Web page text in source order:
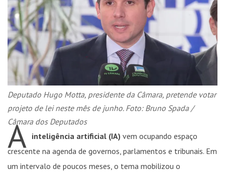
Deputado Hugo Motta, presidente da Câmara, pretende votar
projeto de lei neste mês de junho. Foto: Bruno Spada /
Câmara dos Deputados
A inteligência artificial (IA) vem ocupando espaço
crescente na agenda de governos, parlamentos e tribunais. Em
um intervalo de poucos meses, o tema mobilizou o